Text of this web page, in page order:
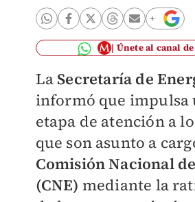
Únete al canal
La Secretaría de
informó que impulsa
etapa de atención a
que son asunto a
Comisión Nacional
(CNE) mediante la